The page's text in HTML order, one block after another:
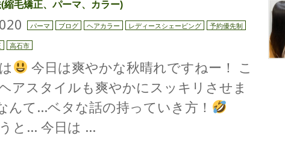
縮毛矯正、パーマ、カラー)
パーマ ブログ ヘアカラー レディースシェービング 予約優先制
高石市
今日は爽やかな秋晴れですねー！ こ
アスタイルも爽やかにスッキリさせま
んて…ベタな話の持っていき方！
と… 今日は …